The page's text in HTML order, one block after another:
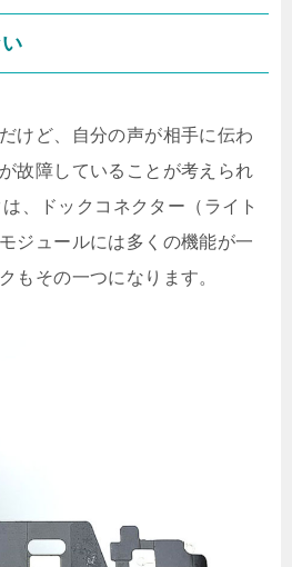
けど、自分の声が相手に伝わ
故障していることが考えられ
、ドックコネクター（ライト
ジュールには多くの機能が一
もその一つになります。